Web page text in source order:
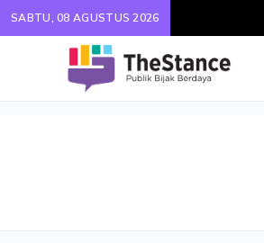
SABTU, 08 AGUSTUS 2026